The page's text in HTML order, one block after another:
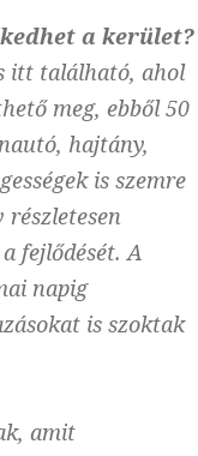
a kerület?
itt található, ahol
meg, ebből 50
hajtány,
is szemre
fejlődését. A
napig
is szoktak
amit